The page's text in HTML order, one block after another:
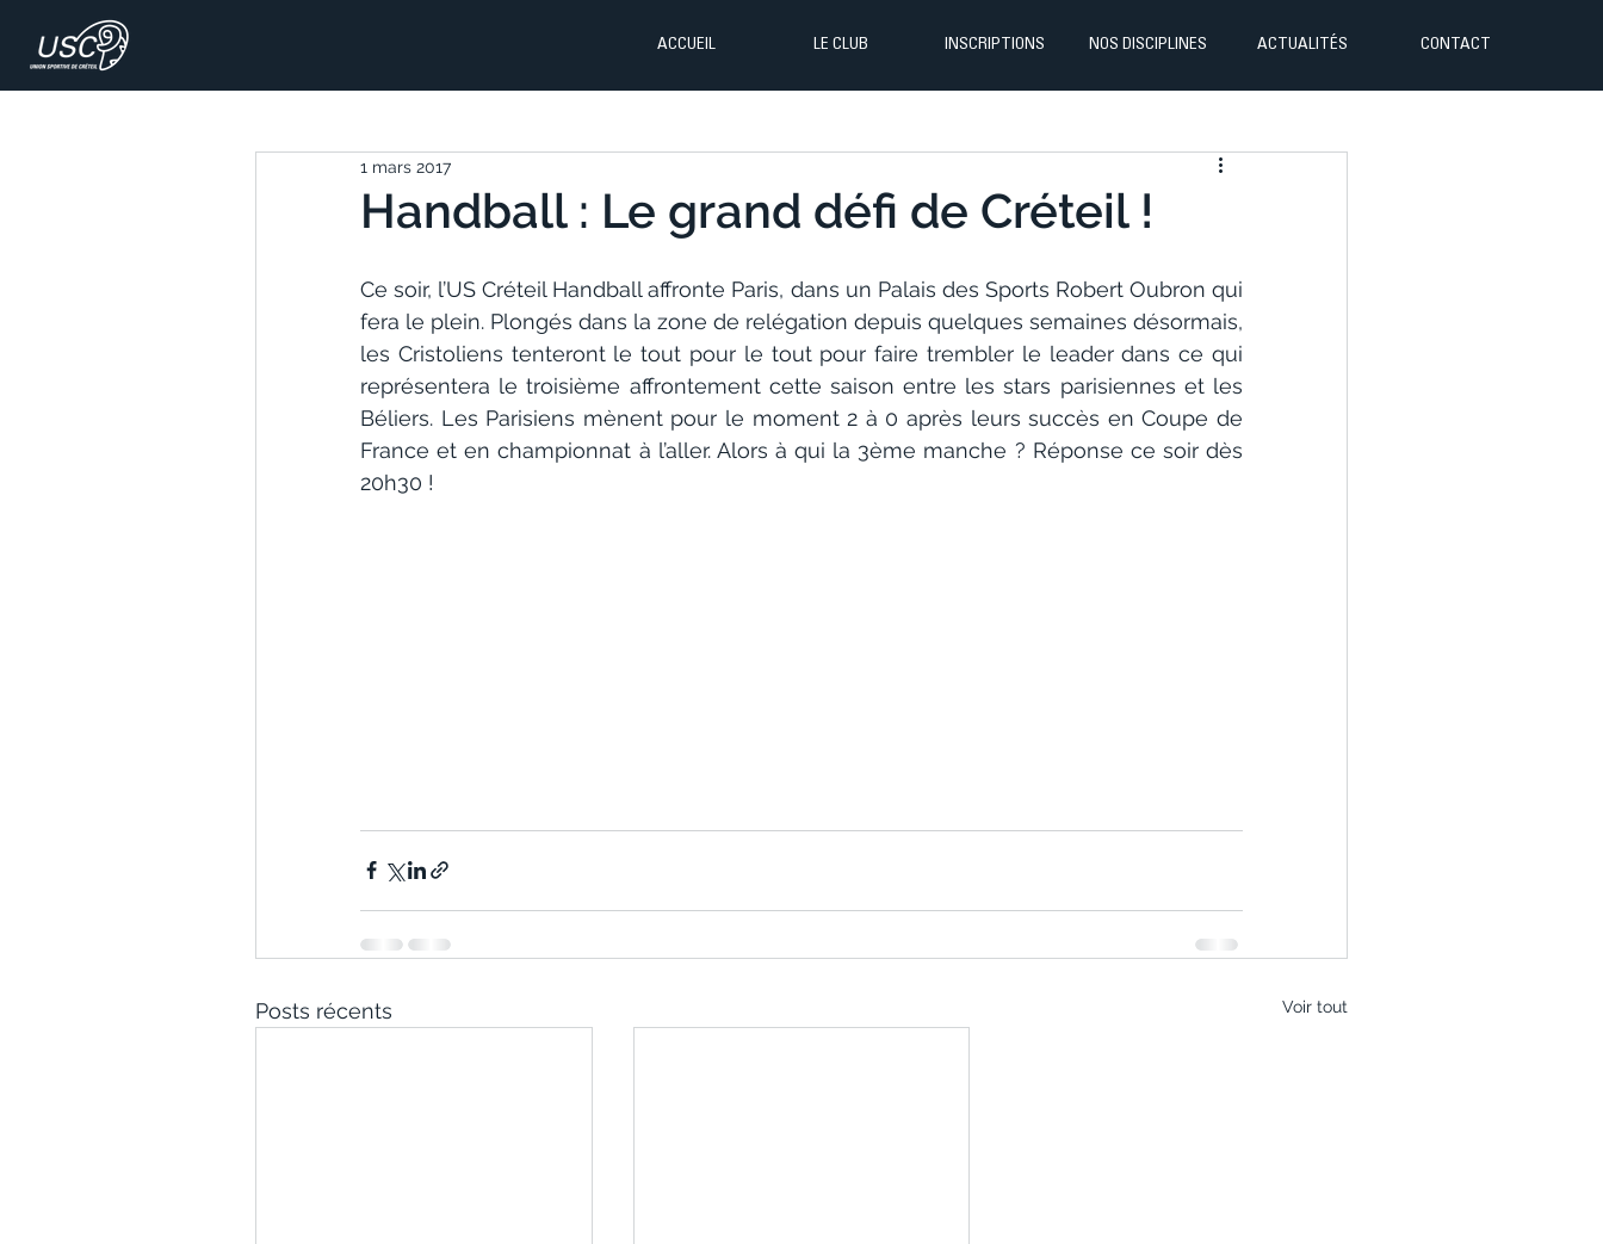
ACCUEIL LE CLUB INSCRIPTIONS NOS DISCIPLINES ACTUALITÉS CONTACT
Handball : Le grand défi de Créteil !
1 mars 2017
Ce soir, l’US Créteil Handball affronte Paris, dans un Palais des Sports Robert Oubron qui
fera le plein. Plongés dans la zone de relégation depuis quelques semaines désormais,
les Cristoliens tenteront le tout pour le tout pour faire trembler le leader dans ce qui
représentera le troisième affrontement cette saison entre les stars parisiennes et les
Béliers. Les Parisiens mènent pour le moment 2 à 0 après leurs succès en Coupe de
France et en championnat à l’aller. Alors à qui la 3ème manche ? Réponse ce soir dès
20h30 !
Posts récents Voir tout